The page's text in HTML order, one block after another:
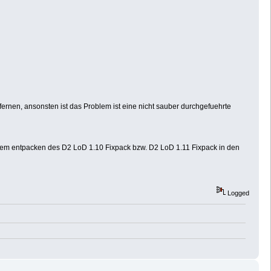
ansonsten ist das Problem ist eine nicht sauber durchgefuehrte
entpacken des D2 LoD 1.10 Fixpack bzw. D2 LoD 1.11 Fixpack in den
Logged